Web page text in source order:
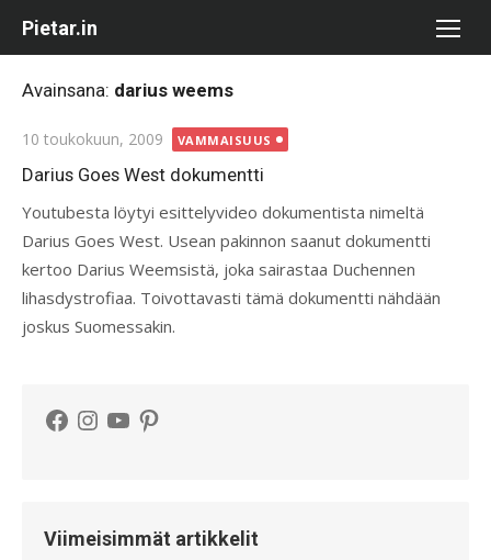
Pietar.in
Avainsana: darius weems
Posted
on
10 toukokuun, 2009 VAMMAISUUS
Darius Goes West dokumentti
Youtubesta löytyi esittelyvideo dokumentista nimeltä
Darius Goes West. Usean pakinnon saanut dokumentti
kertoo Darius Weemsistä, joka sairastaa Duchennen
lihasdystrofiaa. Toivottavasti tämä dokumentti nähdään
joskus Suomessakin.
Facebook
Instagram
YouTubePinterest
Viimeisimmät artikkelit